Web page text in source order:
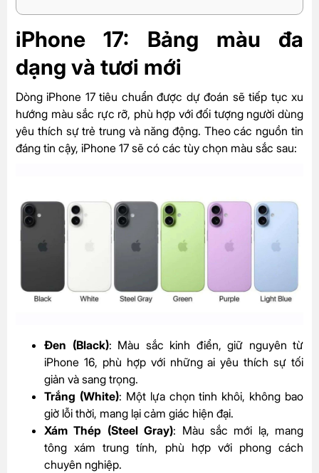
iPhone 17: Bảng màu đa
dạng và tươi mới
Dòng iPhone 17 tiêu chuẩn được dự đoán sẽ tiếp tục xu
hướng màu sắc rực rỡ, phù hợp với đối tượng người dùng
yêu thích sự trẻ trung và năng động. Theo các nguồn tin
đáng tin cậy, iPhone 17 sẽ có các tùy chọn màu sắc sau:
Đen (Black): Màu sắc kinh điển, giữ nguyên từ
iPhone 16, phù hợp với những ai yêu thích sự tối
giản và sang trọng.
Trắng (White): Một lựa chọn tinh khôi, không bao
giờ lỗi thời, mang lại cảm giác hiện đại.
Xám Thép (Steel Gray): Màu sắc mới lạ, mang
tông xám trung tính, phù hợp với phong cách
chuyên nghiệp.